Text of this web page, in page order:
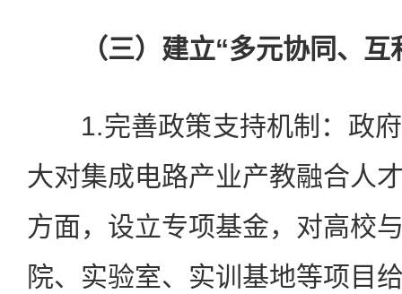
（三）建立“多元协同、互
1.完善政策支持机制：政府
大对集成电路产业产教融合人
方面，设立专项基金，对高校
院、实验室、实训基地等项目